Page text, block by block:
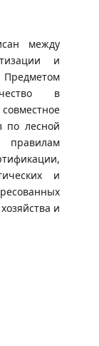
между
и
в
по лесной
и
и